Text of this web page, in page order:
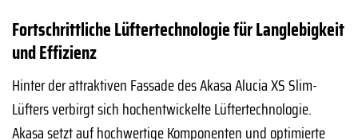
Fortschrittliche Lüftertechnologie für Langlebigkeit
und Effizienz
Hinter der attraktiven Fassade des Akasa Alucia XS Slim-
Lüfters verbirgt sich hochentwickelte Lüftertechnologie.
Akasa setzt auf hochwertige Komponenten und optimierte